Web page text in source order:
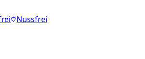
Nussfrei